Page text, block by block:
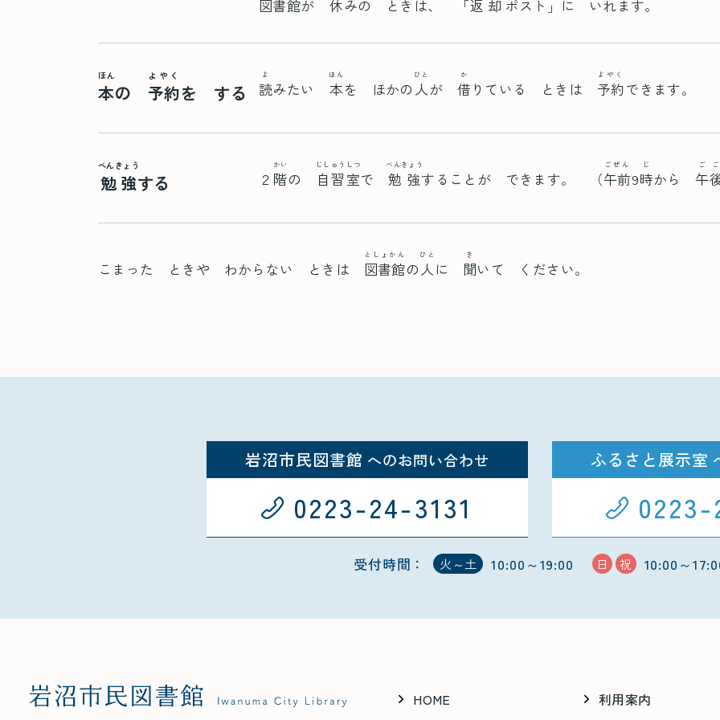
図書館が 休みの ときは、 「返却 ポスト 」に いれます。
本
ほん
の 予約
よやく
を する 読
よ
みたい 本
ほん
を ほかの 人
ひと
が 借
か
りている ときは 予約
よやく
できます。
勉強
べんきょう
する ２ 階
かい
の 自習室
じしゅうしつ
で勉強
べんきょう
することが できます。 （午前
ごぜん
9時
じ
から午
ごご
こまった ときや わからない ときは 図書館
としょかん
の人
ひと
に 聞
き
いて ください。
岩沼市民図書館 へのお問い合わせ
0223-24-3131
ふるさと展示室
受付時間： 火～土 10:00～19:00 日 祝 10:00～
HOME 利用案内